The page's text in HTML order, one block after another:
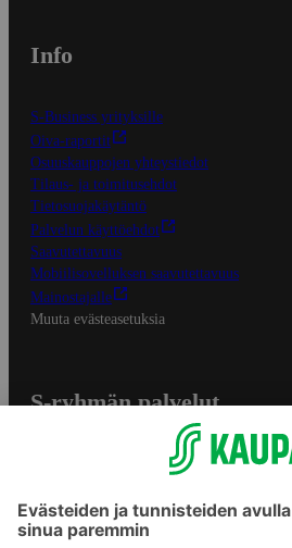
Info
S-Business yrityksille
Oiva-raportit
Osuuskauppojen yhteystiedot
Tilaus- ja toimitusehdot
Tietosuojakäytäntö
Palvelun käyttöehdot
Saavutettavuus
Mobiilisovelluksen saavutettavuus
Mainostajalle
Muuta evästeasetuksia
S-ryhmän palvelut
Yhteishyvä Ruoka -sovellus
S-ostoslista -sovellus